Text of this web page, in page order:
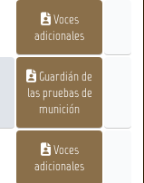
Voces
adicionales
Guardián de
las pruebas de
munición
Voces
adicionales